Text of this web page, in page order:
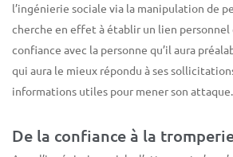
l’ingénierie sociale via la manipulation de
cherche en effet à établir un lien
confiance avec la personne qu’il aura
qui aura le mieux répondu à ses
informations utiles pour mener son attaque.
De la confiance à la